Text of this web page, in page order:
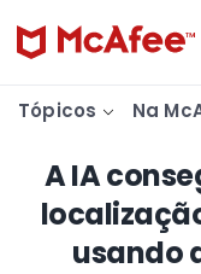
Tópicos Na
A IA
usando